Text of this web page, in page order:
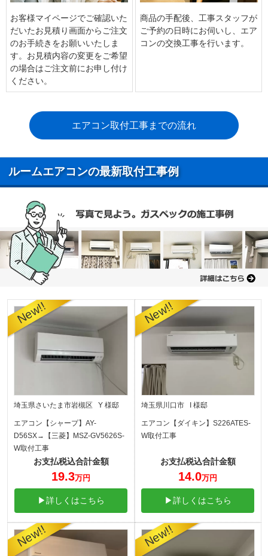
お客様マイページでご確認いた
だいたお見積り画面からご注文
のお手続きをお願いいたしま
す。お見積内容の変更をご希望
の場合はご注文前にお申し付け
ください。
商品の手配後、工事スタッフが
ご予約の日時にお伺いし、エア
コンの交換工事を行います。
エアコン取付工事までの流れ
ルームエアコンの最新取付工事例
埼玉県さいたま市岩槻区 Y 様邸
エアコン【シャープ】AY-
D56SX→【三菱】MSZ-GV5626S-
W取付工事
お支払税込合計金額
19.3万円
▶詳しくはこちら
埼玉県川口市 I 様邸
エアコン【ダイキン】S226ATES-
W取付工事
お支払税込合計金額
14.0万円
▶詳しくはこちら